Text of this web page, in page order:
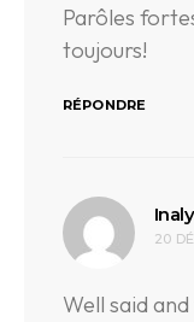
Parôles
toujours!
RÉPONDRE
20
Well said